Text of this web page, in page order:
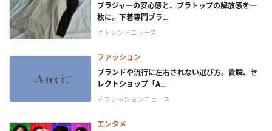
ブラジャーの安心感と、ブラトップの解放感を一
枚に。下着専門ブラ...
＃トレンドニュース
ファッション
ブランドや流行に左右されない選び方。貴瞬、セ
レクトショップ「A...
＃ファッションニュース
エンタメ